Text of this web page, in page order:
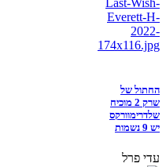
החתול של
שרק 2 מוכיח
שלדרימוורקס
יש 9 נשמות
עדי פרל